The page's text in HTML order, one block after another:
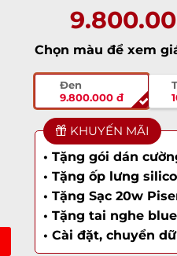
Chọn màu để xem
Đen
9.800.000 đ
KHUYẾN MÃI
• Tặng gói dán
• Tặng ốp lưng
• Tặng Sạc 20w
• Tặng tai nghe
• Cài đặt, chuyển